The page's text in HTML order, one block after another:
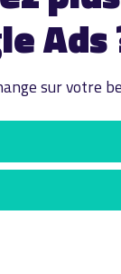
Ads
sur votre